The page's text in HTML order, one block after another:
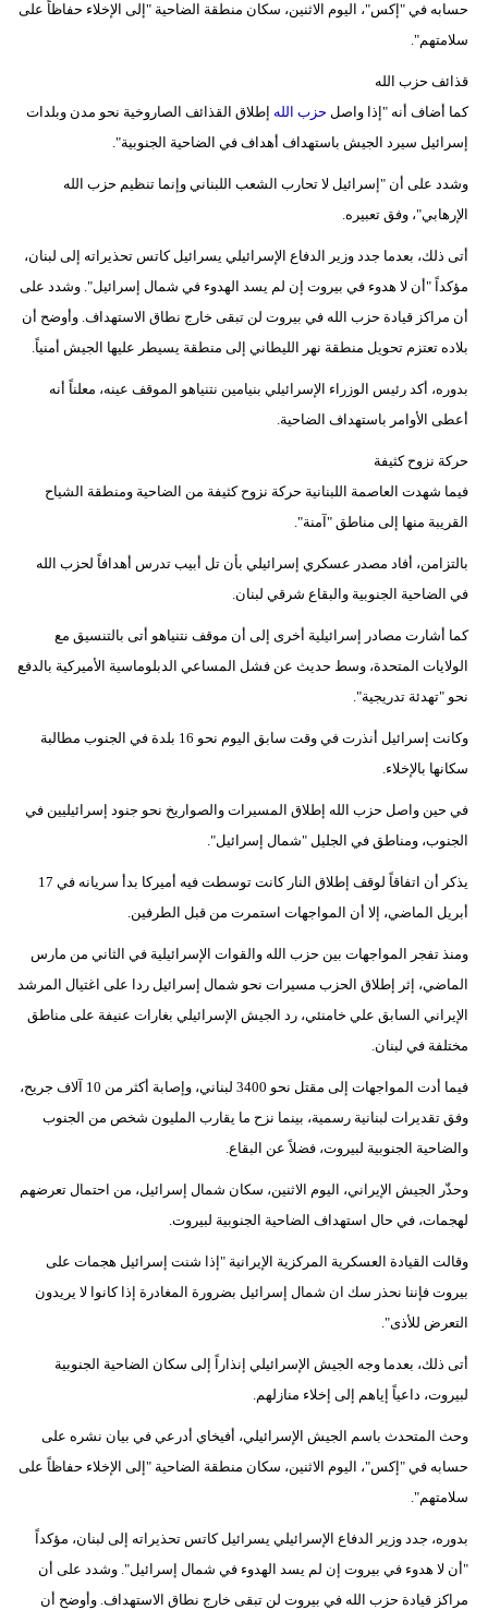
مدوَّنات
فيديو
حسابه في "إكس"، اليوم الاثنين، سكان منطقة الضاحية "إلى الإخلاء حفاظاً على
سلامتهم".
قذائف حزب الله
كما أضاف أنه "إذا واصل حزب الله إطلاق القذائف الصاروخية نحو مدن وبلدات
إسرائيل سيرد الجيش باستهداف أهداف في الضاحية الجنوبية".
وشدد على أن "إسرائيل لا تحارب الشعب اللبناني وإنما تنظيم حزب الله
الإرهابي"، وفق تعبيره.
أتى ذلك، بعدما جدد وزير الدفاع الإسرائيلي يسرائيل كاتس تحذيراته إلى لبنان،
مؤكداً "أن لا هدوء في بيروت إن لم يسد الهدوء في شمال إسرائيل". وشدد على
أن مراكز قيادة حزب الله في بيروت لن تبقى خارج نطاق الاستهداف. وأوضح أن
بلاده تعتزم تحويل منطقة نهر الليطاني إلى منطقة يسيطر عليها الجيش أمنياً.
بدوره، أكد رئيس الوزراء الإسرائيلي بنيامين نتنياهو الموقف عينه، معلناً أنه
أعطى الأوامر باستهداف الضاحية.
حركة نزوح كثيفة
فيما شهدت العاصمة اللبنانية حركة نزوح كثيفة من الضاحية ومنطقة الشياح
القريبة منها إلى مناطق "آمنة".
بالتزامن، أفاد مصدر عسكري إسرائيلي بأن تل أبيب تدرس أهدافاً لحزب الله
في الضاحية الجنوبية والبقاع شرقي لبنان.
كما أشارت مصادر إسرائيلية أخرى إلى أن موقف نتنياهو أتى بالتنسيق مع
الولايات المتحدة، وسط حديث عن فشل المساعي الدبلوماسية الأميركية بالدفع
نحو "تهدئة تدريجية".
وكانت إسرائيل أنذرت في وقت سابق اليوم نحو 16 بلدة في الجنوب مطالبة
سكانها بالإخلاء.
في حين واصل حزب الله إطلاق المسيرات والصواريخ نحو جنود إسرائيليين في
الجنوب، ومناطق في الجليل "شمال إسرائيل".
يذكر أن اتفاقاً لوقف إطلاق النار كانت توسطت فيه أميركا بدأ سريانه في 17
أبريل الماضي، إلا أن المواجهات استمرت من قبل الطرفين.
ومنذ تفجر المواجهات بين حزب الله والقوات الإسرائيلية في الثاني من مارس
الماضي، إثر إطلاق الحزب مسيرات نحو شمال إسرائيل ردا على اغتيال المرشد
الإيراني السابق علي خامنئي، رد الجيش الإسرائيلي بغارات عنيفة على مناطق
مختلفة في لبنان.
فيما أدت المواجهات إلى مقتل نحو 3400 لبناني، وإصابة أكثر من 10 آلاف جريح،
وفق تقديرات لبنانية رسمية، بينما نزح ما يقارب المليون شخص من الجنوب
والضاحية الجنوبية لبيروت، فضلاً عن البقاع.
وحذّر الجيش الإيراني، اليوم الاثنين، سكان شمال إسرائيل، من احتمال تعرضهم
لهجمات، في حال استهداف الضاحية الجنوبية لبيروت.
وقالت القيادة العسكرية المركزية الإيرانية "إذا شنت إسرائيل هجمات على
بيروت فإننا نحذر سك ان شمال إسرائيل بضرورة المغادرة إذا كانوا لا يريدون
التعرض للأذى".
أتى ذلك، بعدما وجه الجيش الإسرائيلي إنذاراً إلى سكان الضاحية الجنوبية
لبيروت، داعياً إياهم إلى إخلاء منازلهم.
وحث المتحدث باسم الجيش الإسرائيلي، أفيخاي أدرعي في بيان نشره على
حسابه في "إكس"، اليوم الاثنين، سكان منطقة الضاحية "إلى الإخلاء حفاظاً على
سلامتهم".
بدوره، جدد وزير الدفاع الإسرائيلي يسرائيل كاتس تحذيراته إلى لبنان، مؤكداً
"أن لا هدوء في بيروت إن لم يسد الهدوء في شمال إسرائيل". وشدد على أن
مراكز قيادة حزب الله في بيروت لن تبقى خارج نطاق الاستهداف. وأوضح أن